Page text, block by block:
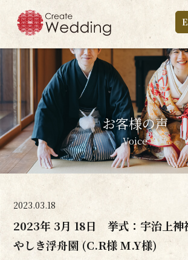
お客様の声
Voice
2023.03.18
2023年 3月 18日 挙式：宇治上
やしき浮舟園 (C.R様 M.Y様)